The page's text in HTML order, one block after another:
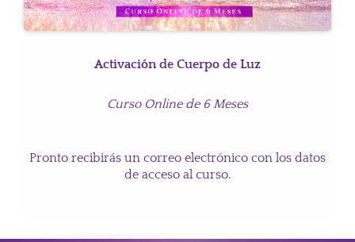
Activación de Cuerpo de Luz
Curso Online de 6 Meses
Pronto recibirás un correo electrónico con los datos
de acceso al curso.